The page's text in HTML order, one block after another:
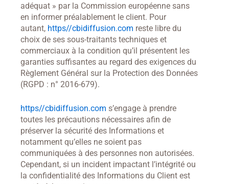
adéquat » par la Commission européenne sans
en informer préalablement le client. Pour
autant, https//cbidiffusion.com reste libre du
choix de ses sous-traitants techniques et
commerciaux à la condition qu’il présentent les
garanties suffisantes au regard des exigences du
Règlement Général sur la Protection des Données
(RGPD : n° 2016-679).
https//cbidiffusion.com s’engage à prendre
toutes les précautions nécessaires afin de
préserver la sécurité des Informations et
notamment qu’elles ne soient pas
communiquées à des personnes non autorisées.
Cependant, si un incident impactant l’intégrité ou
la confidentialité des Informations du Client est